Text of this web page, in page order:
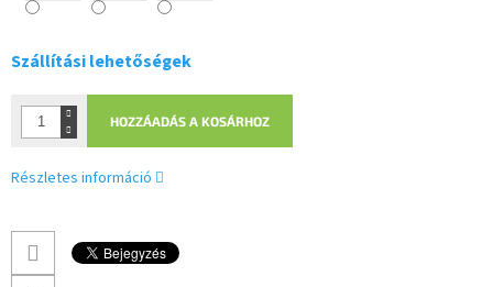
Szállítási lehetőségek
HOZZÁADÁS A KOSÁRHOZ
Részletes információ